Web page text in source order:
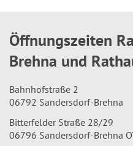
Öffnungszeiten
Brehna und
Bahnhofstraße 2
06792 Sandersdorf-Brehna
Bitterfelder Straße 28/29
06796 Sandersdorf-Brehna